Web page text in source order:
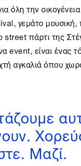
όλη την
γεμάτο μουσική,
πάρτι της
event, είναι ένας
αγκαλιά όπου
Μαζί.